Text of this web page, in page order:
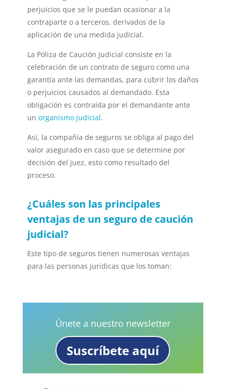
perjuicios que se le puedan ocasionar a la
contraparte o a terceros, derivados de la
aplicación de una medida judicial.
La Póliza de Caución Judicial consiste en la
celebración de un contrato de seguro como una
garantía ante las demandas, para cubrir los daños
o perjuicios causados al demandado. Esta
obligación es contraída por el demandante ante
un organismo judicial.
Así, la compañía de seguros se obliga al pago del
valor asegurado en caso que se determine por
decisión del juez, esto como resultado del
proceso.
¿Cuáles son las principales
ventajas de un seguro de caución
judicial?
Este tipo de seguros tienen numerosas ventajas
para las personas jurídicas que los toman:
Únete a nuestro newsletter
Suscríbete aquí